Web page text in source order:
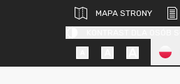
MAPA STRONY